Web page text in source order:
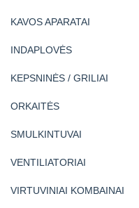
KAVOS APARATAI
INDAPLOVĖS
KEPSNINĖS / GRILIAI
ORKAITĖS
SMULKINTUVAI
VENTILIATORIAI
VIRTUVINIAI KOMBAINAI